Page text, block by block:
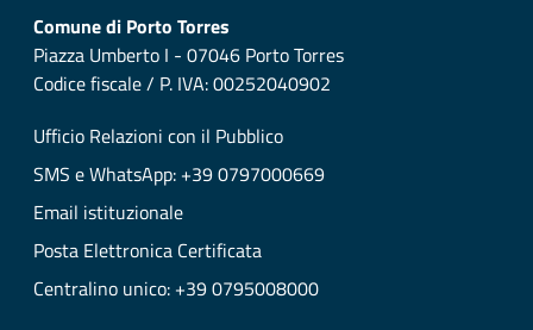
Comune di Porto Torres
Piazza Umberto I - 07046 Porto Torres
Codice fiscale / P. IVA: 00252040902
Ufficio Relazioni con il Pubblico
SMS e WhatsApp: +39 0797000669
Email istituzionale
Posta Elettronica Certificata
Centralino unico: +39 0795008000